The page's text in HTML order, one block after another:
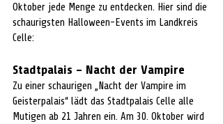
Oktober jede Menge zu entdecken. Hier sind die
schaurigsten Halloween-Events im Landkreis
Celle:
Stadtpalais – Nacht der Vampire
Zu einer schaurigen „Nacht der Vampire im
Geisterpalais“ lädt das Stadtpalais Celle alle
Mutigen ab 21 Jahren ein. Am 30. Oktober wird